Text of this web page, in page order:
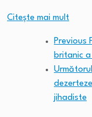
Citeşte mai mult
Previous
britanic
Următorul
jihadiste